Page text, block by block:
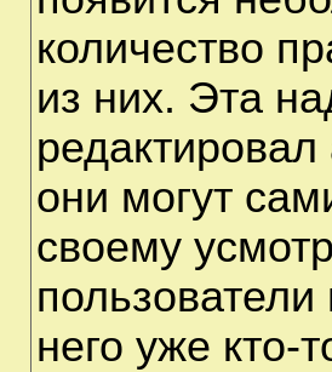
количество
из них. Эта
они могут
своему
него уже кто-